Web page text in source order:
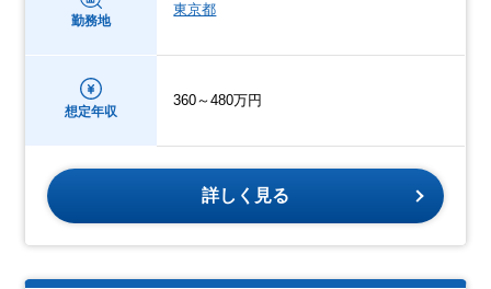
勤務地
東京都
想定年収
360～480万円
詳しく見る